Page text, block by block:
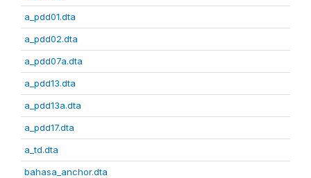
a_pdd01.dta
a_pdd02.dta
a_pdd07a.dta
a_pdd13.dta
a_pdd13a.dta
a_pdd17.dta
a_td.dta
bahasa_anchor.dta